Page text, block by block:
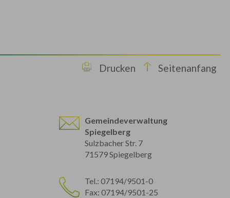
Drucken Seitenanfang
Gemeindeverwaltung
Spiegelberg
Sulzbacher Str. 7
71579 Spiegelberg
Tel.: 07194/9501-0
Fax: 07194/9501-25